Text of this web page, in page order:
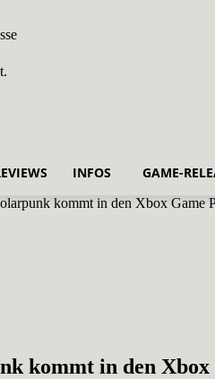
INFOS GAME-
kommt in den Xbox Game
kommt in den Xbox